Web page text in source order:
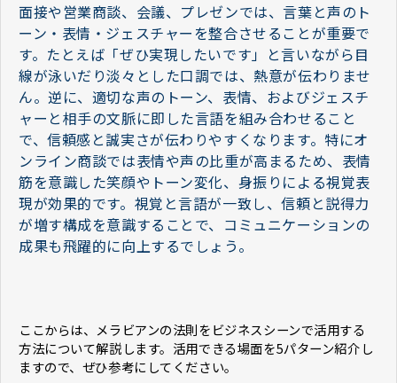
面接や営業商談、会議、プレゼンでは、言葉と声のト
ーン・表情・ジェスチャーを整合させることが重要で
す。たとえば「ぜひ実現したいです」と言いながら目
線が泳いだり淡々とした口調では、熱意が伝わりませ
ん。逆に、適切な声のトーン、表情、およびジェスチ
ャーと相手の文脈に即した言語を組み合わせること
で、信頼感と誠実さが伝わりやすくなります。特にオ
ンライン商談では表情や声の比重が高まるため、表情
筋を意識した笑顔やトーン変化、身振りによる視覚表
現が効果的です。視覚と言語が一致し、信頼と説得力
が増す構成を意識することで、コミュニケーションの
成果も飛躍的に向上するでしょう。
ここからは、メラビアンの法則をビジネスシーンで活用する
方法について解説します。活用できる場面を5パターン紹介し
ますので、ぜひ参考にしてください。